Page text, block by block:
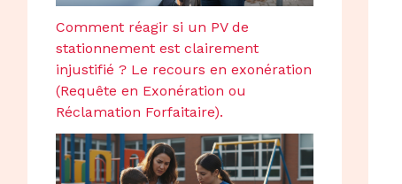
Comment réagir si un PV de
stationnement est clairement
injustifié ? Le recours en exonération
(Requête en Exonération ou
Réclamation Forfaitaire).